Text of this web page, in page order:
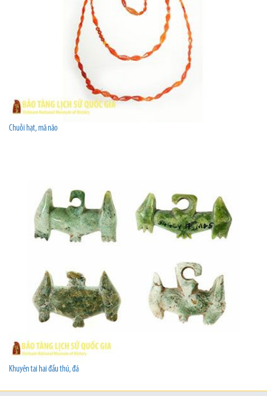
Chuỗi hạt, mã não
Khuyên tai hai đầu thú, đá